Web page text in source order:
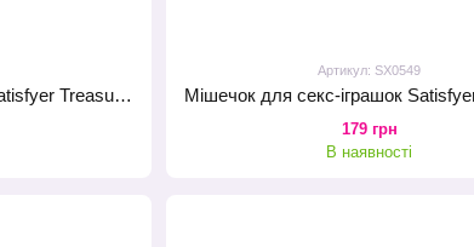
Мішечок для секс-іграшок Satisfyer Treasure Bag M, фіолетовий, на шнурку
Артикул: SX0549
179 грн
В наявності